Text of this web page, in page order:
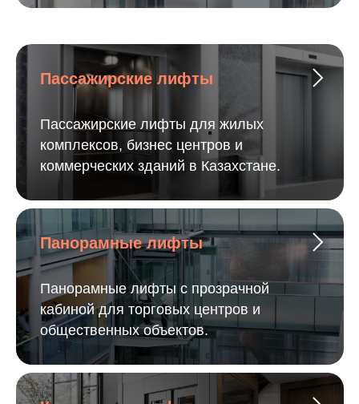
Пассажирские лифты
Пассажирские лифты для жилых
комплексов, бизнес центров и
коммерческих зданий в Казахстане.
Панорамные лифты
Панорамные лифты с прозрачной
кабиной для торговых центров и
общественных объектов.